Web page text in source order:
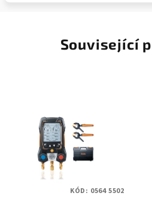
Související
KÓD: 0564 5502